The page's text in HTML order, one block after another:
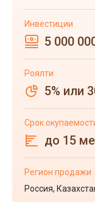
Инвестиции
5 000
Роялти
5% или
Срок
до 15
Регион продажи
Россия,